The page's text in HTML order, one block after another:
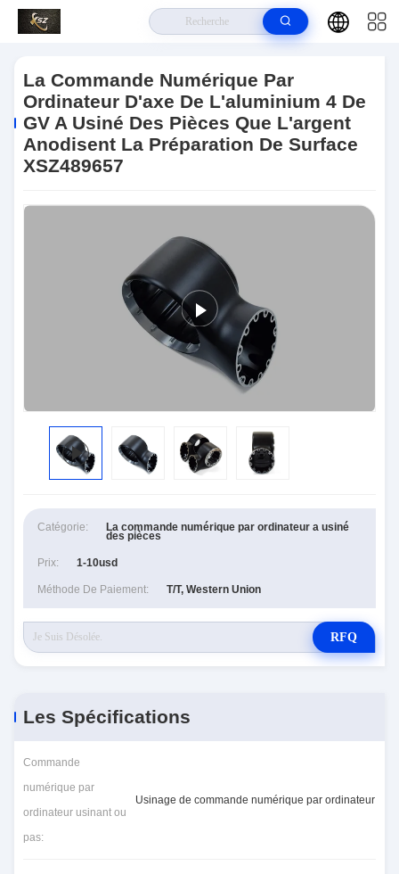
Usiné Des Pièces > La Commande Numérique Par Ordinateur D'axe De
L'aluminium 4 De GV A Usiné Des Pièces Que L'argent Anodisent La
Préparation De Surface XSZ489657
La Commande Numérique Par
Ordinateur D'axe De L'aluminium 4 De
GV A Usiné Des Pièces Que L'argent
Anodisent La Préparation De Surface
XSZ489657
Catégorie: La commande numérique par ordinateur a usiné
des pièces
Prix: 1-10usd
Méthode De Paiement: T/T, Western Union
RFQ
Les Spécifications
Commande
numérique par
ordinateur usinant ou
pas:
Usinage de commande numérique par ordinateur